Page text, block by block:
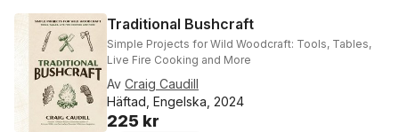
Traditional Bushcraft
Simple Projects for Wild Woodcraft: Tools, Tables,
Live Fire Cooking and More
Av Craig Caudill
Häftad, Engelska, 2024
225 kr